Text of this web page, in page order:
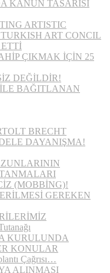
KANUN TASARISI
ARTISTIC
ART CONCIL
ÇIKMAK İÇİN 25
DEĞİLDİR!
BAĞITLANAN
BRECHT
DAYANIŞMA!
(MOBBİNG)!
GEREKEN
KURULUNDA
KONULAR
Çağrısı…
ALINMASI